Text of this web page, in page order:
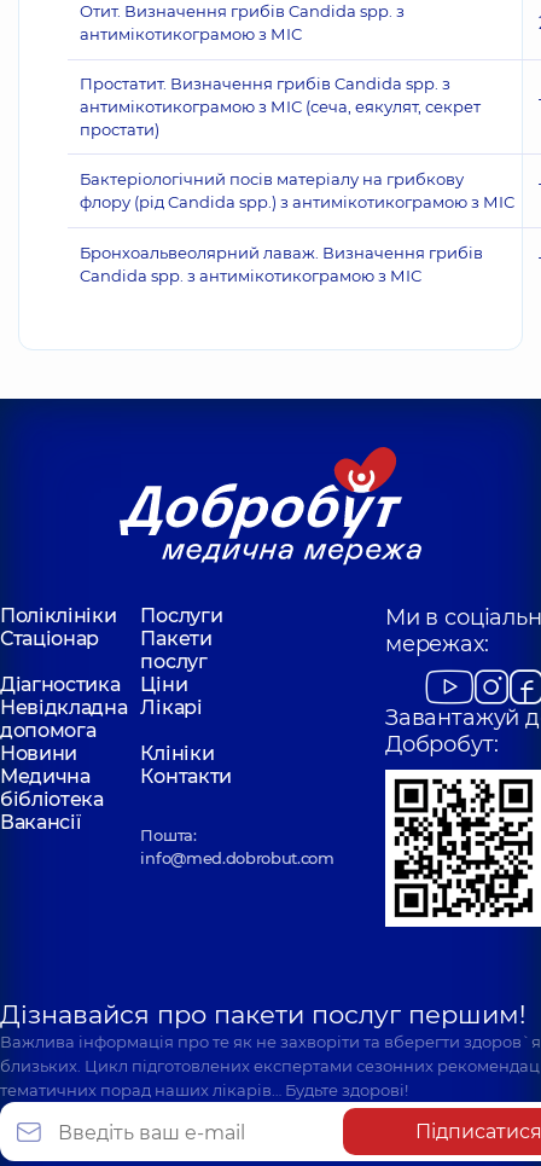
Отит. Визначення грибів Candida spp. з
антимікотикограмою з МІС
Простатит. Визначення грибів Candida spp. з
антимікотикограмою з МІС (сеча, еякулят, секрет
простати)
Бактеріологічний посів матеріалу на грибкову
флору (рід Candida spp.) з антимікотикограмою з МІС
Бронхоальвеолярний лаваж. Визначення грибів
Candida spp. з антимікотикограмою з МІС
Поліклініки
Послуги
Стаціонар
Пакети
послуг
Діагностика
Ціни
Невідкладна
допомога
Лікарі
Новини
Клініки
Медична
бібліотека
Контакти
Вакансії
Пошта:
info@med.dobrobut.com
Ми в
мережах:
Завантажуй
Добробут:
Дізнавайся про пакети послуг першим!
Важлива інформація про те як не захворіти та вберегти
близьких. Цикл підготовлених експертами сезонних
тематичних порад наших лікарів… Будьте здорові!
Підписатися